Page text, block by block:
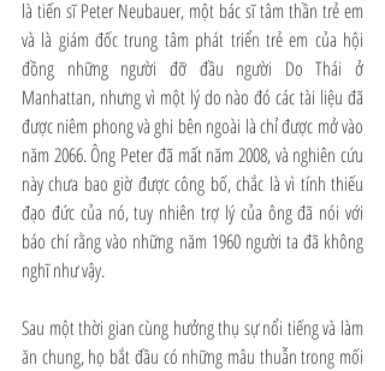
là tiến sĩ Peter Neubauer, một bác sĩ tâm thần trẻ em
và là giám đốc trung tâm phát triển trẻ em của hội
đồng những người đỡ đầu người Do Thái ở
Manhattan, nhưng vì một lý do nào đó các tài liệu đã
được niêm phong và ghi bên ngoài là chỉ được mở vào
năm 2066. Ông Peter đã mất năm 2008, và nghiên cứu
này chưa bao giờ được công bố, chắc là vì tính thiếu
đạo đức của nó, tuy nhiên trợ lý của ông đã nói với
báo chí rằng vào những năm 1960 người ta đã không
nghĩ như vậy.
Sau một thời gian cùng hưởng thụ sự nổi tiếng và làm
ăn chung, họ bắt đầu có những mâu thuẫn trong mối